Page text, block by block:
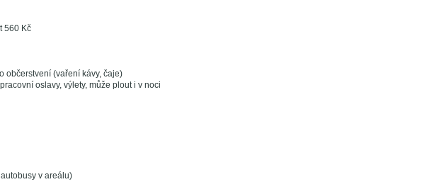
560 Kč
občerstvení (vaření kávy, čaje)
oslavy, výlety, může plout i v noci
v areálu)